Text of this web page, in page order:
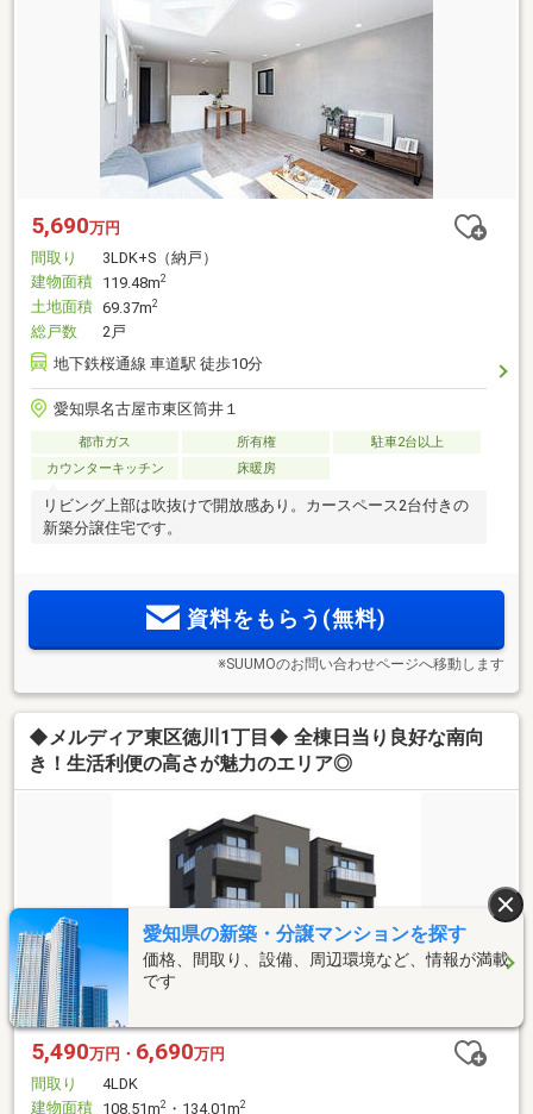
5,690万円
間取り
3LDK+S（納戸）
建物面積 119.48m2
土地面積 69.37m2
総戸数
2戸
地下鉄桜通線 車道駅 徒歩10分
愛知県名古屋市東区筒井１
都市ガス 所有権
駐車2台以上
カウンターキッチン
床暖房
リビング上部は吹抜けで開放感あり。カースペース2台付きの
新築分譲住宅です。
資料をもらう(無料)
※SUUMOのお問い合わせページへ移動します
◆メルディア東区徳川1丁目◆ 全棟日当り良好な南向
き！生活利便の高さが魅力のエリア◎
5,490万円・ 6,690万円
間取り
4LDK
建物面積 108.51m2 ・134.01m2
愛知県の新築・分譲マンションを探す
価格、間取り、設備、周辺環境など、情報が満載
です